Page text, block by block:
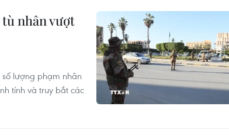
nhân vượt
lượng phạm nhân
tính và truy bắt các